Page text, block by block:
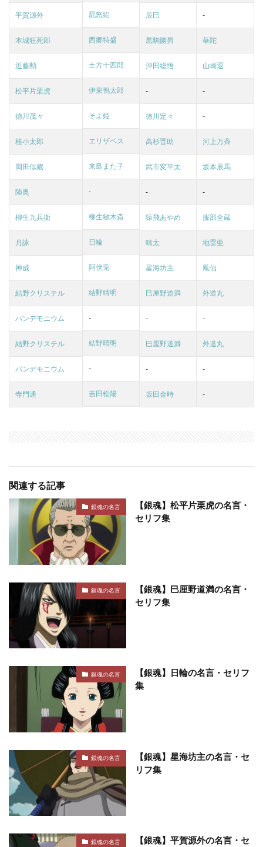
平賀源外 屁怒絽 辰巳 -
本城狂死郎 西郷特盛 黒駒勝男 華陀
近藤勲 土方十四郎 沖田総悟 山崎退
松平片栗虎 伊東鴨太郎 - -
徳川茂々 そよ姫 徳川定々 -
桂小太郎 エリザベス 高杉晋助 河上万斉
岡田似蔵 来島また子 武市変平太 坂本辰馬
陸奥 - - -
柳生九兵衛 柳生敏木斎 猿飛あやめ 服部全蔵
月詠 日輪 晴太 地雷亜
神威 阿伏兎 星海坊主 鳳仙
結野クリステル 結野晴明 巳厘野道満 外道丸
パンデモニウム - - -
結野クリステル 結野晴明 巳厘野道満 外道丸
パンデモニウム - - -
寺門通 吉田松陽 坂田金時 -
関連する記事
銀魂の名言
【銀魂】松平片栗虎の名言・
セリフ集
銀魂の名言
【銀魂】巳厘野道満の名言・
セリフ集
銀魂の名言
【銀魂】日輪の名言・セリフ
集
銀魂の名言
【銀魂】星海坊主の名言・セ
リフ集
銀魂の名言
【銀魂】平賀源外の名言・セ